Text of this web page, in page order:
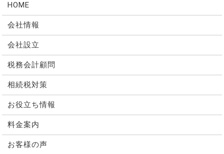
HOME
会社情報
会社設立
税務会計顧問
相続税対策
お役立ち情報
料金案内
お客様の声